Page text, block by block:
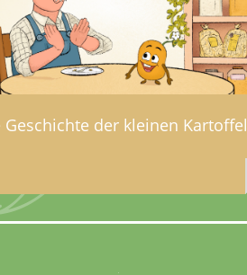
Geschichte der kleinen Kartoffel